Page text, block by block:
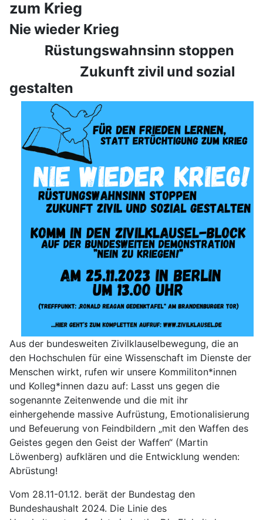
zum Krieg
Nie wieder Krieg
Rüstungswahnsinn stoppen
Zukunft zivil und sozial
gestalten
Aus der bundesweiten Zivilklauselbewegung, die an
den Hochschulen für eine Wissenschaft im Dienste der
Menschen wirkt, rufen wir unsere Kommiliton*innen
und Kolleg*innen dazu auf: Lasst uns gegen die
sogenannte Zeitenwende und die mit ihr
einhergehende massive Aufrüstung, Emotionalisierung
und Befeuerung von Feindbildern „mit den Waffen des
Geistes gegen den Geist der Waffen“ (Martin
Löwenberg) aufklären und die Entwicklung wenden:
Abrüstung!
Vom 28.11-01.12. berät der Bundestag den
Bundeshaushalt 2024. Die Linie des